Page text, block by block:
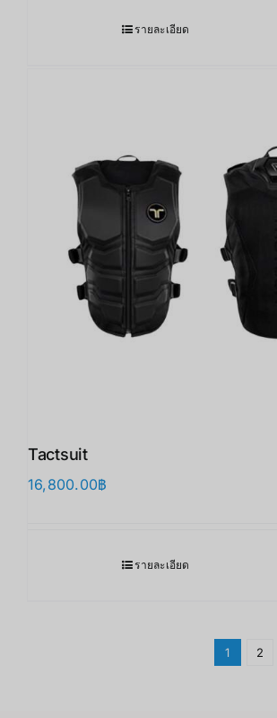
รายละเอียด
Tactsuit
16,800.00฿
รายละเอียด
1 2